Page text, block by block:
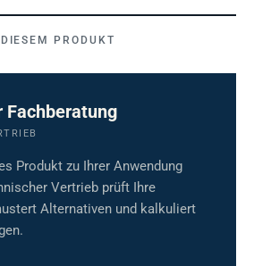
PRODUKT
Fachberatung
Produkt zu Ihrer Anwendung
Vertrieb prüft Ihre
Alternativen und kalkuliert